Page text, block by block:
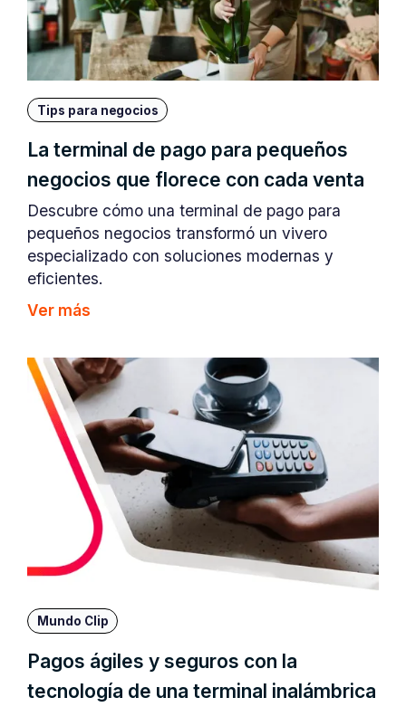
Tips para negocios
La terminal de pago para pequeños
negocios que florece con cada venta
Descubre cómo una terminal de pago para
pequeños negocios transformó un vivero
especializado con soluciones modernas y
eficientes.
Ver más
Mundo Clip
Pagos ágiles y seguros con la
tecnología de una terminal inalámbrica